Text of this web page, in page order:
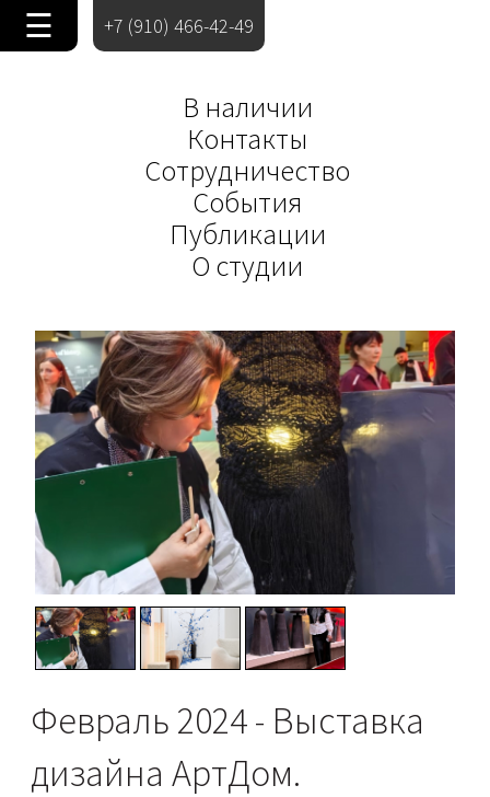
☰ +7 (910) 466-42-49
В наличии
Контакты
Сотрудничество
События
Публикации
О студии
Февраль 2024 - Выставка
дизайна АртДом.